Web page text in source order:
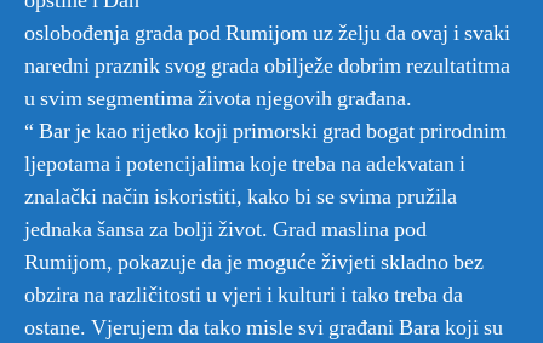
oslobođenja grada pod Rumijom uz želju da ovaj i svaki
naredni praznik svog grada obilježe dobrim rezultatitma
u svim segmentima života njegovih građana.
“ Bar je kao rijetko koji primorski grad bogat prirodnim
ljepotama i potencijalima koje treba na adekvatan i
znalački način iskoristiti, kako bi se svima pružila
jednaka šansa za bolji život. Grad maslina pod
Rumijom, pokazuje da je moguće živjeti skladno bez
obzira na različitosti u vjeri i kulturi i tako treba da
ostane. Vjerujem da tako misle svi građani Bara koji su